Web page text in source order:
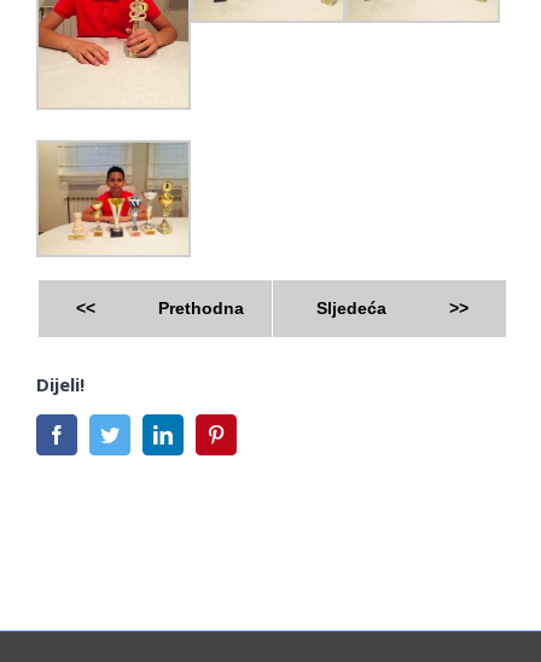
<< Prethodna Sljedeća >>
Dijeli!
FacebookTwitterLinkedIn